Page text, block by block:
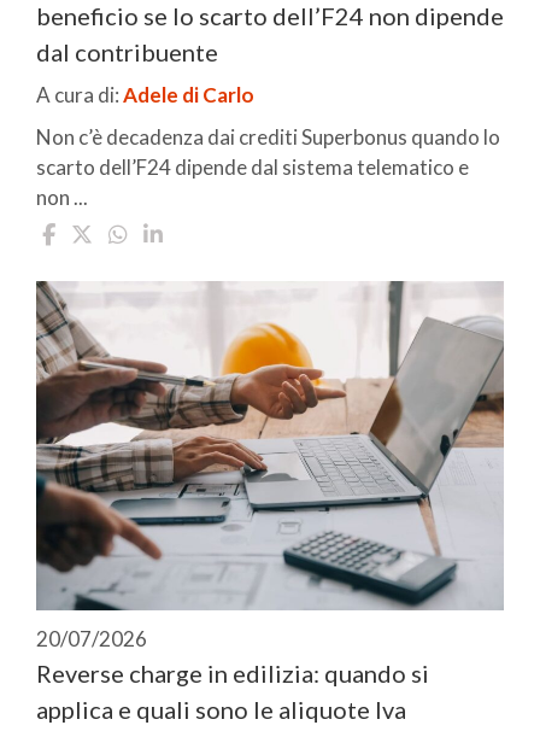
beneficio se lo scarto dell’F24 non dipende
dal contribuente
A cura di:Adele di Carlo
Non c’è decadenza dai crediti Superbonus quando lo
scarto dell’F24 dipende dal sistema telematico e
non ...
20/07/2026
Reverse charge in edilizia: quando si
applica e quali sono le aliquote Iva